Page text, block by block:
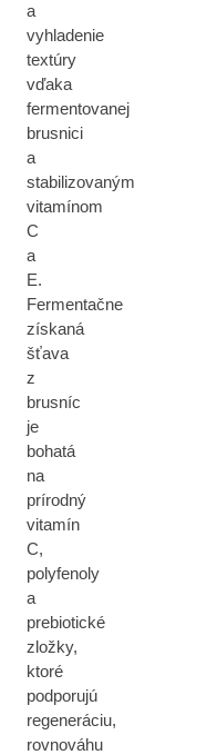
a
vyhladenie
textúry
vďaka
fermentovanej
brusnici
a
stabilizovaným
vitamínom
C
a
E.
Fermentačne
získaná
šťava
z
brusníc
je
bohatá
na
prírodný
vitamín
C,
polyfenoly
a
prebiotické
zložky,
ktoré
podporujú
regeneráciu,
rovnováhu